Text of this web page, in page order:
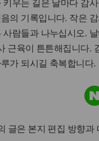
키우는 길은 날마다 감
의 기록입니다. 작은
사람들과 나누십시오.
근육이 튼튼해집니다.
가 되시길 축복합니다.
글은 본지 편집 방향과